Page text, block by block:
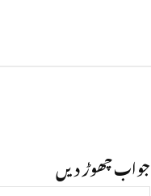
جواب چھوڑ دیں